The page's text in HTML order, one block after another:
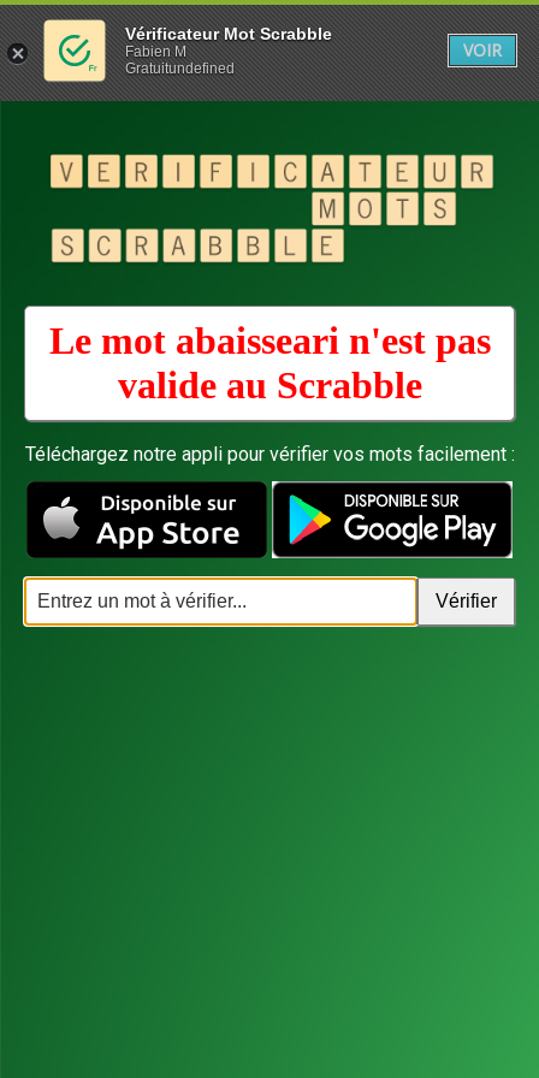
Le mot abaisseari n'est pas
valide au Scrabble
Téléchargez notre appli pour vérifier vos mots facilement :
Vérificateur Mot Scrabble
Fabien M
Gratuitundefined
VOIR